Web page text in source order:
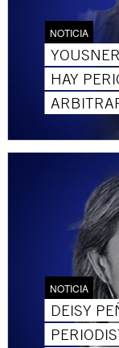
NOTICIA
HAY
NOTICIA
DEISY